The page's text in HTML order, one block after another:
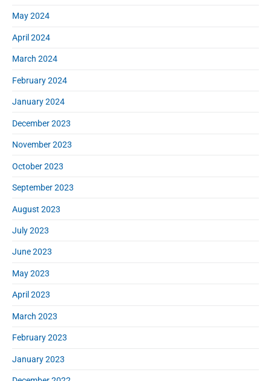
May 2024
April 2024
March 2024
February 2024
January 2024
December 2023
November 2023
October 2023
September 2023
August 2023
July 2023
June 2023
May 2023
April 2023
March 2023
February 2023
January 2023